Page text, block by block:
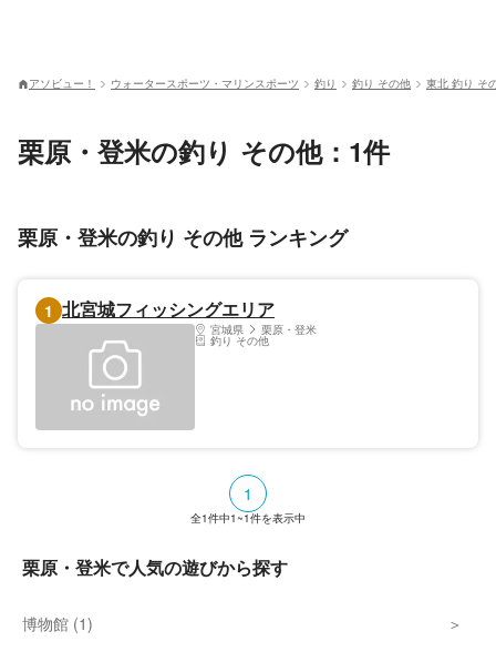
アソビュー！ ウォータースポーツ・マリンスポーツ 釣り 釣り その他 東北 釣り そ
栗原・登米の釣り その他：1件
栗原・登米の釣り その他 ランキング
1 北宮城フィッシングエリア
宮城県 栗原・登米
釣り その他
1
全1件中1~1件を表示中
栗原・登米で人気の遊びから探す
博物館 (1)